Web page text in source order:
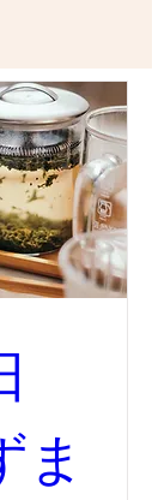
ります。）
前までにお申込
をメールにて
づいみよう！
ずまの ／ 代
支援専門員・
体師・鍼灸師
ま